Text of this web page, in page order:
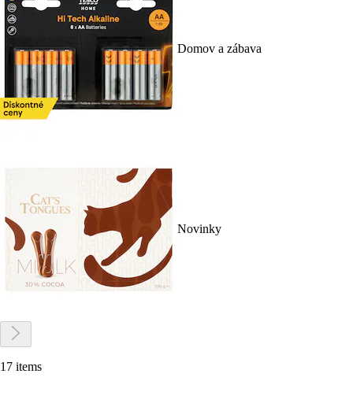
Domov a zábava
Novinky
17 items